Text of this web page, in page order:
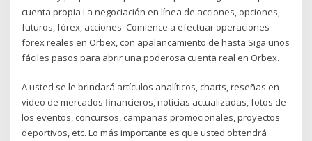
cuenta propia La negociación en línea de acciones, opciones,
futuros, fórex, acciones Comience a efectuar operaciones
forex reales en Orbex, con apalancamiento de hasta Siga unos
fáciles pasos para abrir una poderosa cuenta real en Orbex.
A usted se le brindará artículos analíticos, charts, reseñas en
video de mercados financieros, noticias actualizadas, fotos de
los eventos, concursos, campañas promocionales, proyectos
deportivos, etc. Lo más importante es que usted obtendrá